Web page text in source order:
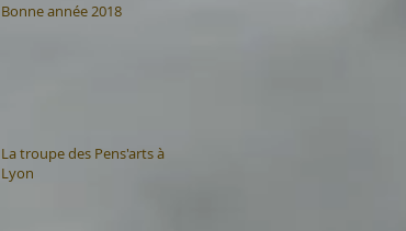
Bonne année 2018
La troupe des Pens'arts à
Lyon